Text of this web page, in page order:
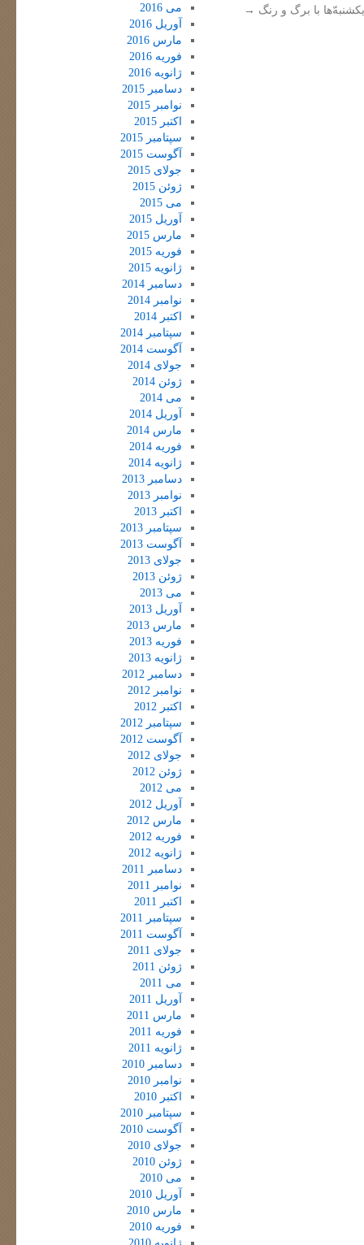
یکشنبه‌ّ‌ها با برگ و رنگ →
می 2016
آوریل 2016
مارس 2016
فوریه 2016
ژانویه 2016
دسامبر 2015
نوامبر 2015
اکتبر 2015
سپتامبر 2015
آگوست 2015
جولای 2015
ژوئن 2015
می 2015
آوریل 2015
مارس 2015
فوریه 2015
ژانویه 2015
دسامبر 2014
نوامبر 2014
اکتبر 2014
سپتامبر 2014
آگوست 2014
جولای 2014
ژوئن 2014
می 2014
آوریل 2014
مارس 2014
فوریه 2014
ژانویه 2014
دسامبر 2013
نوامبر 2013
اکتبر 2013
سپتامبر 2013
آگوست 2013
جولای 2013
ژوئن 2013
می 2013
آوریل 2013
مارس 2013
فوریه 2013
ژانویه 2013
دسامبر 2012
نوامبر 2012
اکتبر 2012
سپتامبر 2012
آگوست 2012
جولای 2012
ژوئن 2012
می 2012
آوریل 2012
مارس 2012
فوریه 2012
ژانویه 2012
دسامبر 2011
نوامبر 2011
اکتبر 2011
سپتامبر 2011
آگوست 2011
جولای 2011
ژوئن 2011
می 2011
آوریل 2011
مارس 2011
فوریه 2011
ژانویه 2011
دسامبر 2010
نوامبر 2010
اکتبر 2010
سپتامبر 2010
آگوست 2010
جولای 2010
ژوئن 2010
می 2010
آوریل 2010
مارس 2010
فوریه 2010